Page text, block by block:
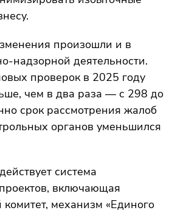
произошли и в
надзорной деятельности.
проверок в 2025 году
чем в два раза — с 298 до
срок рассмотрения жалоб
органов уменьшился
система
включающая
механизм «Единого